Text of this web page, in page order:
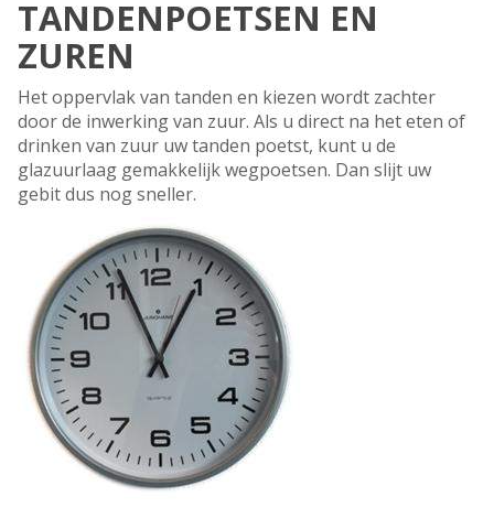
TANDENPOETSEN EN
ZUREN
Het oppervlak van tanden en kiezen wordt zachter
door de inwerking van zuur. Als u direct na het eten of
drinken van zuur uw tanden poetst, kunt u de
glazuurlaag gemakkelijk wegpoetsen. Dan slijt uw
gebit dus nog sneller.